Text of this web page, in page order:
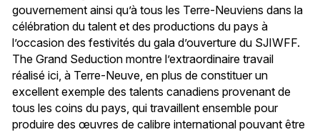
gouvernement ainsi qu’à tous les Terre-Neuviens dans la
célébration du talent et des productions du pays à
l’occasion des festivités du gala d’ouverture du SJIWFF.
The Grand Seduction montre l’extraordinaire travail
réalisé ici, à Terre-Neuve, en plus de constituer un
excellent exemple des talents canadiens provenant de
tous les coins du pays, qui travaillent ensemble pour
produire des œuvres de calibre international pouvant être